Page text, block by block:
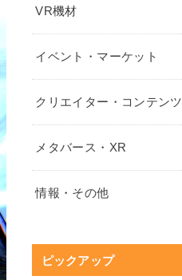
VR機材
イベント・マーケット
クリエイター・コンテンツ
メタバース・XR
情報・その他
ピックアップ